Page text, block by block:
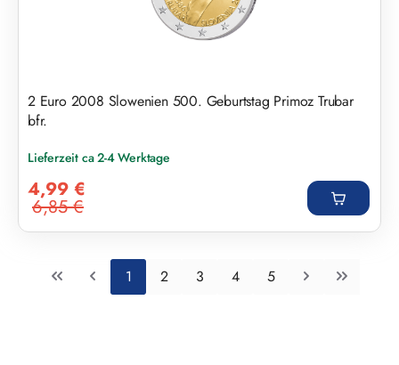
2 Euro 2008 Slowenien 500. Geburtstag Primoz Trubar
bfr.
Lieferzeit ca 2-4 Werktage
4,99 €
Regulärer Preis:
6,85 €
Seite
1 Seite
2 Seite
3 Seite
4 Seite
5